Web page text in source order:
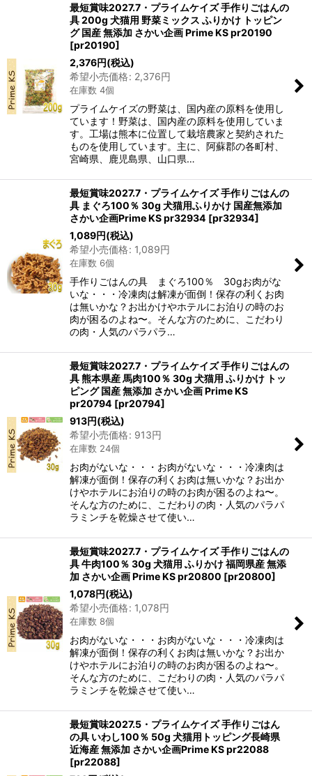
最短賞味2027.7・プライムケイズ 手作りごはんの
具 200g 犬猫用 野菜ミックス ふりかけ トッピン
グ 国産 無添加 さかい企画 Prime KS pr20190
[pr20190]
2,376円(税込)
希望小売価格: 2,376円
在庫数 4個
プライムケイズの野菜は、国内産の原料を使用し
ています！野菜は、国内産の原料を使用していま
す。工場は熊本に位置して栽培農家と契約された
ものを使用しています。主に、阿蘇郡の各町村、
宮崎県、鹿児島県、山口県…
最短賞味2027.7・プライムケイズ 手作りごはんの
具 まぐろ100％ 30g 犬猫用ふりかけ 国産無添加
さかい企画Prime KS pr32934 [pr32934]
1,089円(税込)
希望小売価格: 1,089円
在庫数 6個
手作りごはんの具 まぐろ100％ 30gお肉がな
いな・・・冷凍肉は解凍が面倒！保存の利くお肉
は無いかな？お出かけやホテルにお泊りの時のお
肉が困るのよね〜。そんな方のために、こだわり
の肉・人気のパラパラ…
最短賞味2027.7・プライムケイズ 手作りごはんの
具 熊本県産 馬肉100％ 30g 犬猫用 ふりかけ トッ
ピング 国産 無添加 さかい企画 Prime KS
pr20794 [pr20794]
913円(税込)
希望小売価格: 913円
在庫数 24個
お肉がないな・・・お肉がないな・・・冷凍肉は
解凍が面倒！保存の利くお肉は無いかな？お出か
けやホテルにお泊りの時のお肉が困るのよね〜。
そんな方のために、こだわりの肉・人気のパラパ
ラミンチを乾燥させて使い…
最短賞味2027.7・プライムケイズ 手作りごはんの
具 牛肉100％ 30g 犬猫用 ふりかけ 福岡県産 無添
加 さかい企画 Prime KS pr20800 [pr20800]
1,078円(税込)
希望小売価格: 1,078円
在庫数 8個
お肉がないな・・・お肉がないな・・・冷凍肉は
解凍が面倒！保存の利くお肉は無いかな？お出か
けやホテルにお泊りの時のお肉が困るのよね〜。
そんな方のために、こだわりの肉・人気のパラパ
ラミンチを乾燥させて使い…
最短賞味2027.5・プライムケイズ 手作りごはん
の具 いわし100％ 50g 犬猫用トッピング長崎県
近海産 無添加 さかい企画Prime KS pr22088
[pr22088]